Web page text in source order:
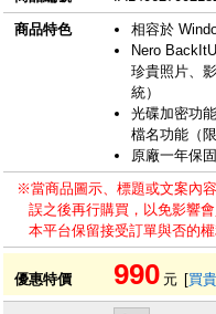
商品特色
相容於
Nero
珍貴照片、
統）
光碟加密功
檔名功能（
原廠一年保固
※當商品圖示、標題或文案內
誤之後再行購買，以免影響會
本平台保留接受訂單與否的權
優惠特價 990 元 [買